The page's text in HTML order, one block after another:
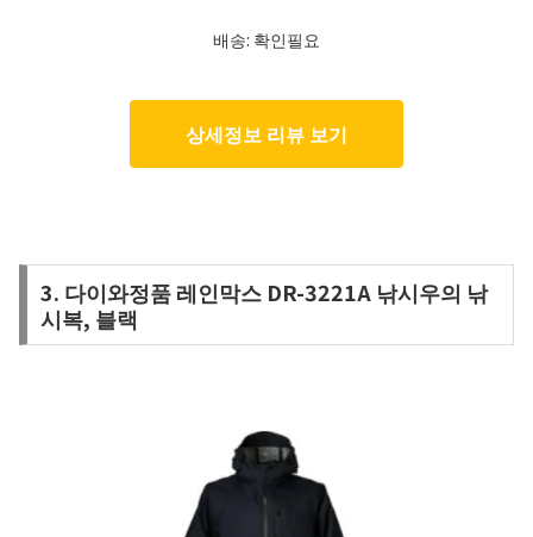
배송: 확인필요
상세정보 리뷰 보기
3. 다이와정품 레인막스 DR-3221A 낚시우의 낚
시복, 블랙